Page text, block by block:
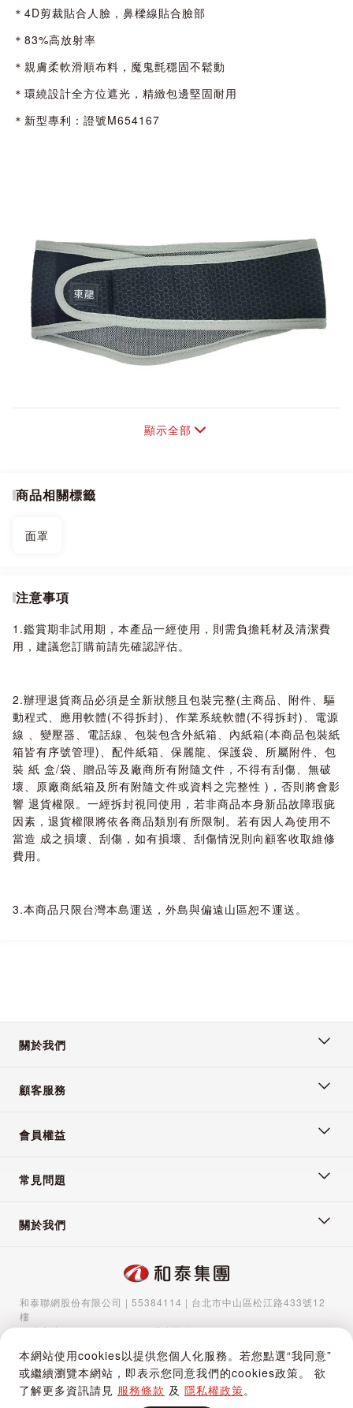
本網站使用cookies以提供您個人化服務。若您點選“我同意”
或繼續瀏覽本網站，即表示您同意我們的cookies政策。 欲
了解更多資訊請見 服務條款 及 隱私權政策。
＊4D剪裁貼合人臉，鼻樑線貼合臉部
＊83%高放射率
＊親膚柔軟滑順布料，魔鬼氈穩固不鬆動
＊環繞設計全方位遮光，精緻包邊堅固耐用
＊新型專利：證號M654167
顯示全部
商品相關標籤
面罩
注意事項
1.鑑賞期非試用期，本產品一經使用，則需負擔耗材及清潔費
用，建議您訂購前請先確認評估。
2.辦理退貨商品必須是全新狀態且包裝完整(主商品、附件、驅
動程式、應用軟體(不得拆封)、作業系統軟體(不得拆封)、電源
線 、變壓器、電話線、包裝包含外紙箱、內紙箱(本商品包裝紙
箱皆有序號管理)、配件紙箱、保麗龍、保護袋、所屬附件、包
裝 紙 盒/袋、贈品等及廠商所有附隨文件，不得有刮傷、無破
壞、原廠商紙箱及所有附隨文件或資料之完整性 )，否則將會影
響 退貨權限。一經拆封視同使用，若非商品本身新品故障瑕疵
因素，退貨權限將依各商品類別有所限制。若有因人為使用不
當造 成之損壞、刮傷，如有損壞、刮傷情況則向顧客收取維修
費用。
3.本商品只限台灣本島運送，外島與偏遠山區恕不運送。
關於我們
顧客服務
會員權益
常見問題
關於我們
和泰聯網股份有限公司 | 55384114 | 台北市中山區松江路433號12
樓
服務專線：02-5570-1788| 聯絡信箱：gocs@hotaigo.com.tw| 服
Copyright © 2024 Hotai Connected Co.,Ltd | Powered by Hotai
Motor Corporation